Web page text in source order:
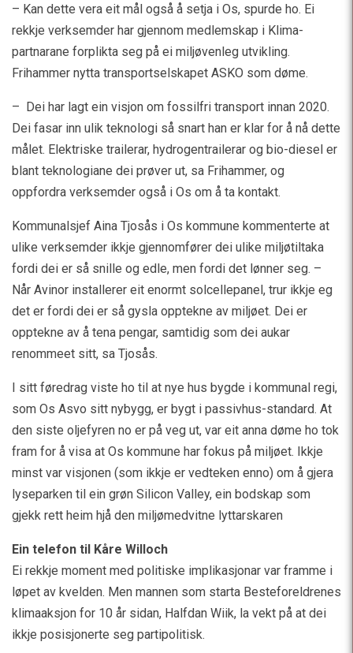
– Kan dette vera eit mål også å setja i Os, spurde ho. Ei
rekkje verksemder har gjennom medlemskap i Klima-
partnarane forplikta seg på ei miljøvenleg utvikling.
Frihammer nytta transportselskapet ASKO som døme.
– Dei har lagt ein visjon om fossilfri transport innan 2020.
Dei fasar inn ulik teknologi så snart han er klar for å nå dette
målet. Elektriske trailerar, hydrogentrailerar og bio-diesel er
blant teknologiane dei prøver ut, sa Frihammer, og
oppfordra verksemder også i Os om å ta kontakt.
Kommunalsjef Aina Tjosås i Os kommune kommenterte at
ulike verksemder ikkje gjennomfører dei ulike miljøtiltaka
fordi dei er så snille og edle, men fordi det lønner seg. –
Når Avinor installerer eit enormt solcellepanel, trur ikkje eg
det er fordi dei er så gysla opptekne av miljøet. Dei er
opptekne av å tena pengar, samtidig som dei aukar
renommeet sitt, sa Tjosås.
I sitt føredrag viste ho til at nye hus bygde i kommunal regi,
som Os Asvo sitt nybygg, er bygt i passivhus-standard. At
den siste oljefyren no er på veg ut, var eit anna døme ho tok
fram for å visa at Os kommune har fokus på miljøet. Ikkje
minst var visjonen (som ikkje er vedteken enno) om å gjera
lyseparken til ein grøn Silicon Valley, ein bodskap som
gjekk rett heim hjå den miljømedvitne lyttarskaren
Ein telefon til Kåre Willoch
Ei rekkje moment med politiske implikasjonar var framme i
løpet av kvelden. Men mannen som starta Besteforeldrenes
klimaaksjon for 10 år sidan, Halfdan Wiik, la vekt på at dei
ikkje posisjonerte seg partipolitisk.